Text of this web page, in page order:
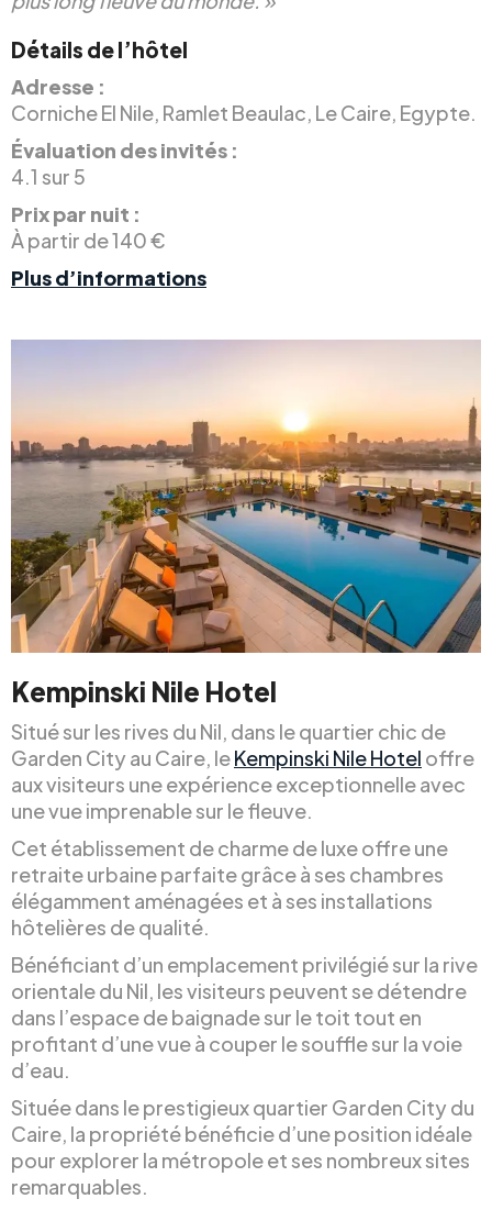
Détails de l’hôtel
Adresse :
Corniche El Nile, Ramlet Beaulac, Le Caire, Egypte.
Évaluation des invités :
4.1 sur 5
Prix par nuit :
À partir de 140 €
Plus d’informations
Kempinski Nile Hotel
Situé sur les rives du Nil, dans le quartier chic de
Garden City au Caire, leKempinski Nile Hotel offre
aux visiteurs une expérience exceptionnelle avec
une vue imprenable sur le fleuve.
Cet établissement de charme de luxe offre une
retraite urbaine parfaite grâce à ses chambres
élégamment aménagées et à ses installations
hôtelières de qualité.
Bénéficiant d’un emplacement privilégié sur la rive
orientale du Nil, les visiteurs peuvent se détendre
dans l’espace de baignade sur le toit tout en
profitant d’une vue à couper le souffle sur la voie
d’eau.
Située dans le prestigieux quartier Garden City du
Caire, la propriété bénéficie d’une position idéale
pour explorer la métropole et ses nombreux sites
remarquables.